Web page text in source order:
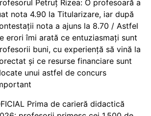
Petruț Rizea: O profesoară a
nota 4.90 la Titularizare, iar după
nota a ajuns la 8.70 / Astfel
erori îmi arată ce entuziasmați sunt
buni, cu experiență să vină la
și ce resurse financiare sunt
unui astfel de concurs
Prima de carieră didactică